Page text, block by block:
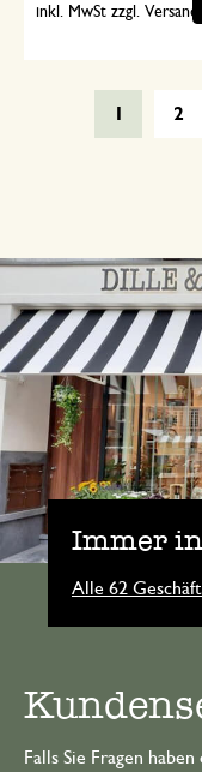
inkl. MwSt zzgl.
2
Immer
Alle 62
Falls Sie Fragen